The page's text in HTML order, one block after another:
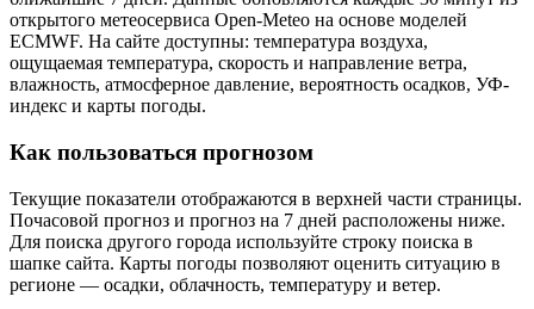
открытого метеосервиса Open-Meteo на основе моделей
ECMWF. На сайте доступны: температура воздуха,
ощущаемая температура, скорость и направление ветра,
влажность, атмосферное давление, вероятность осадков, УФ-
индекс и карты погоды.
Как пользоваться прогнозом
Текущие показатели отображаются в верхней части страницы.
Почасовой прогноз и прогноз на 7 дней расположены ниже.
Для поиска другого города используйте строку поиска в
шапке сайта. Карты погоды позволяют оценить ситуацию в
регионе — осадки, облачность, температуру и ветер.